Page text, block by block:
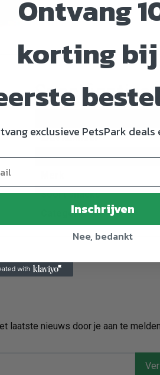
Specificaties
EAN nummer
Dier
Soort snacks
Categorie
laatste nieuws door je aan te
Ontvang
korting
exclusieve PetsPark deals
Inschrijven
Nee, bedankt